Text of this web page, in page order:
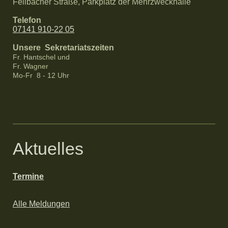
Fellbacher Straße, Parkplatz der Mehrzweckhalle
Telefon
07141 910-22 05
Unsere Sekretariatszeiten
Fr. Hantschel und
Fr. Wagner
Mo-Fr 8 - 12 Uhr
Aktuelles
Termine
Alle Meldungen